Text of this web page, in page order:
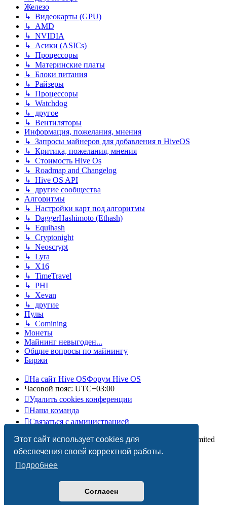
Этот сайт использует cookies для
обеспечения своей корректной работы.
Подробнее
Согласен
Железо
↳ Видеокарты (GPU)
↳ AMD
↳ NVIDIA
↳ Асики (ASICs)
↳ Процессоры
↳ Материнские платы
↳ Блоки питания
↳ Райзеры
↳ Процессоры
↳ Watchdog
↳ другое
↳ Вентиляторы
Информация, пожелания, мнения
↳ Запросы майнеров для добавления в HiveOS
↳ Критика, пожелания, мнения
↳ Стоимость Hive Os
↳ Roadmap and Changelog
↳ Hive OS API
↳ другие сообщества
Алгоритмы
↳ Настройки карт под алгоритмы
↳ DaggerHashimoto (Ethash)
↳ Equihash
↳ Cryptonight
↳ Neoscrypt
↳ Lyra
↳ X16
↳ TimeTravel
↳ PHI
↳ Xevan
↳ другие
Пулы
↳ Comining
Монеты
Майнинг невыгоден...
Общие вопросы по майнингу
Биржи
На сайт Hive OSФорум Hive OS
Часовой пояс: UTC+03:00
Удалить cookies конференции
Наша команда
Связаться с администрацией
Создано на основеphpBB ® Forum Software © phpBB Limited
Русская поддержка phpBB